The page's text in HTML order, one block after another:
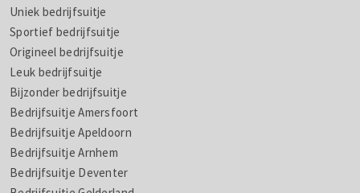
Uniek bedrijfsuitje
Sportief bedrijfsuitje
Origineel bedrijfsuitje
Leuk bedrijfsuitje
Bijzonder bedrijfsuitje
Bedrijfsuitje Amersfoort
Bedrijfsuitje Apeldoorn
Bedrijfsuitje Arnhem
Bedrijfsuitje Deventer